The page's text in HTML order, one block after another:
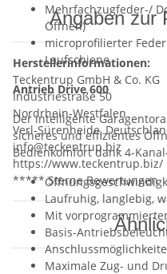
Mehrfachzugfeder-/
Öffnen)
microprofilierter
Laufschiene
Antrieb Drive 600
Der intelligente
sicheres und effizientes
Bedienkomfort dank 4-
Laufruhig, langlebig,
Mit
Basis-
Maximale Zug- und
Angaben zur
Herstellerinformationen:
Teckentrup GmbH & Co. KG
Industriestraße 50
Nordrhein-Westfalen
Verl-Sürenheide,
info@teckentrup.biz
https://www.teckentrup.biz/
***** Sterne Bewertungen